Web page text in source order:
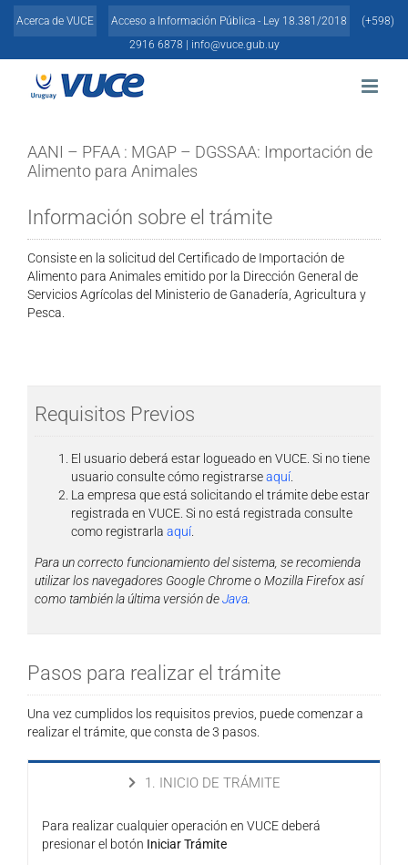
Skip
Acerca de VUCE Acceso a Información Pública - Ley 18.381/2018
(+598)
2916 6878 |
info@vuce.gub.uy
AANI – PFAA : MGAP – DGSSAA: Importación de
Alimento para Animales
Información sobre el trámite
Consiste en la solicitud del Certificado de Importación de
Alimento para Animales emitido por la Dirección General de
Servicios Agrícolas del Ministerio de Ganadería, Agricultura y
Pesca.
Requisitos Previos
El usuario deberá estar logueado en VUCE. Si no tiene
usuario consulte cómo registrarseaquí.
La empresa que está solicitando el trámite debe estar
registrada en VUCE. Si no está registrada consulte
como registrarla aquí.
Para un correcto funcionamiento del sistema, se recomienda
utilizar los navegadores Google Chrome o Mozilla Firefox así
como también la última versión deJava.
Pasos para realizar el trámite
Una vez cumplidos los requisitos previos, puede comenzar a
realizar el trámite, que consta de 3 pasos.
1. INICIO DE TRÁMITE
Para realizar cualquier operación en VUCE deberá
presionar el botón Iniciar Trámite